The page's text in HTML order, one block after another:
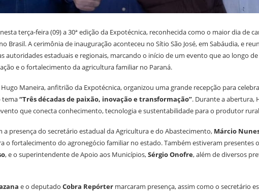
terça-feira (09) a 30ª edição da Expotécnica, reconhecida como o maior dia de
Brasil. A cerimônia de inauguração aconteceu no Sítio São José, em Sabáudia, e
autoridades estaduais e regionais, marcando o início de um evento que ao longo
e o fortalecimento da agricultura familiar no Paraná.
Maneira, anfitrião da Expotécnica, organizou uma grande recepção para
tema“Três décadas de paixão, inovação e transformação”. Durante a abertura,
que conecta conhecimento, tecnologia e sustentabilidade para o produtor
a presença do secretário estadual da Agricultura e do Abastecimento, Márcio
o fortalecimento do agronegócio familiar no estado. Também estiveram presentes
, e o superintendente de Apoio aos Municípios,Sérgio Onofre, além de diversos
e o deputado Cobra Repórter marcaram presença, assim como o secretário